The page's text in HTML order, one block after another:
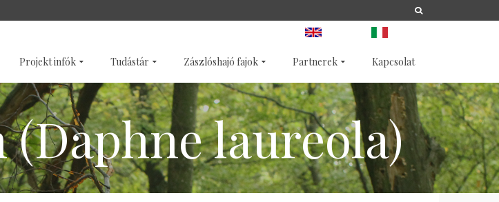
Projekt infók Tudástár Zászlóshajó fajok Partnerek Kapcsolat
laureola)